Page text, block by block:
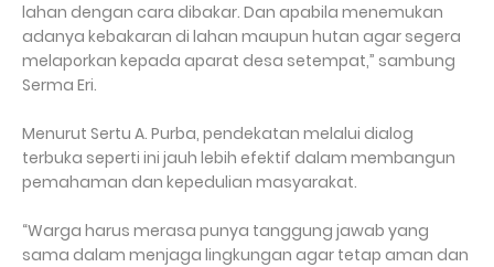
lahan dengan cara dibakar. Dan apabila menemukan
adanya kebakaran di lahan maupun hutan agar segera
melaporkan kepada aparat desa setempat,” sambung
Serma Eri.
Menurut Sertu A. Purba, pendekatan melalui dialog
terbuka seperti ini jauh lebih efektif dalam membangun
pemahaman dan kepedulian masyarakat.
“Warga harus merasa punya tanggung jawab yang
sama dalam menjaga lingkungan agar tetap aman dan